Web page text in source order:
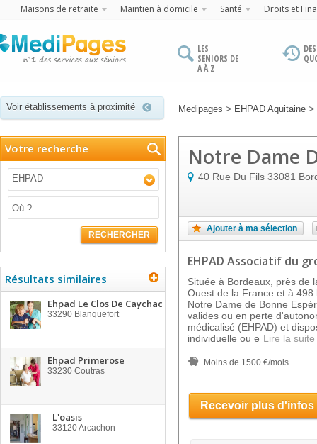
Maisons de retraite Maintien à domicile Santé Droits et
LES
SENIORS DE
A À Z
Voir établissements à proximité Medipages > EHPAD Aquitaine >
Votre recherche
EHPAD
RECHERCHER
Résultats similaires
Ehpad Le Clos De Caychac
33290 Blanquefort
Ehpad Primerose
33230 Coutras
L'oasis
33120Arcachon
Notre Dame
40 Rue Du Fils 33081
Ajouter à ma sélection
EHPAD Associatif du
Située à Bordeaux, près de
Ouest de la France et à
Notre Dame de Bonne
valides ou en perte
médicalisé (EHPAD) et
individuelle ou e Lire la suite
Moins de 1500 €/mois
Recevoir plus d'infos